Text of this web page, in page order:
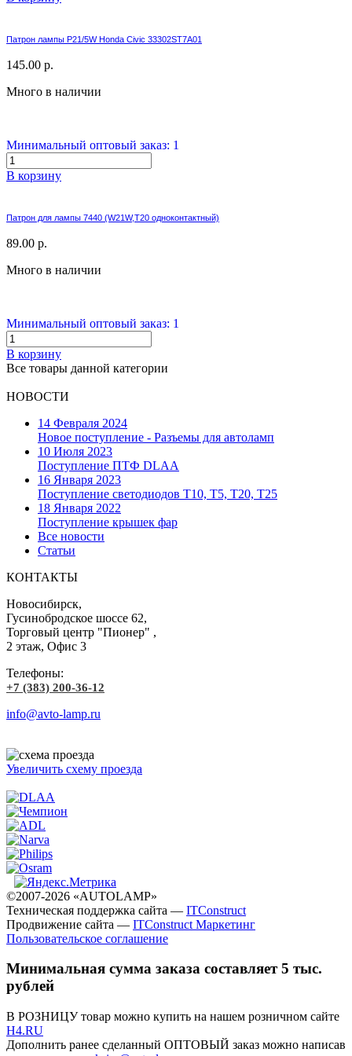
Патрон лампы P21/5W Honda Civic 33302ST7A01
145.00 р.
Много в наличии
Минимальный оптовый заказ: 1
В корзину
Патрон для лампы 7440 (W21W,T20 одноконтактный)
89.00 р.
Много в наличии
Минимальный оптовый заказ: 1
В корзину
Все товары данной категории
НОВОСТИ
14 Февраля 2024
Новое поступление - Разъемы для автоламп
10 Июля 2023
Поступление ПТФ DLAA
16 Января 2023
Поступление светодиодов T10, T5, T20, T25
18 Января 2022
Поступление крышек фар
Все новости
Статьи
КОНТАКТЫ
Новосибирск,
Гусинобродское шоссе 62,
Торговый центр "Пионер" ,
2 этаж, Офис 3
Телефоны:
+7 (383) 200-36-12
info@avto-lamp.ru
Увеличить схему проезда
©2007-2026 «AUTOLAMP»
Техническая поддержка сайта — ITConstruct
Продвижение сайта — ITConstruct Маркетинг
Пользовательское соглашение
Минимальная сумма заказа составляет 5 тыс.
рублей
В РОЗНИЦУ товар можно купить на нашем розничном сайте
H4.RU
Дополнить ранее сделанный ОПТОВЫЙ заказ можно написав